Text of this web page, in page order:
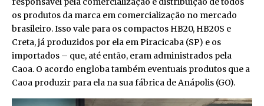
os produtos da marca em comercialização no mercado
brasileiro. Isso vale para os compactos HB20, HB20S e
Creta, já produzidos por ela em Piracicaba (SP) e os
importados – que, até então, eram administrados pela
Caoa. O acordo engloba também eventuais produtos que a
Caoa produzir para ela na sua fábrica de Anápolis (GO).